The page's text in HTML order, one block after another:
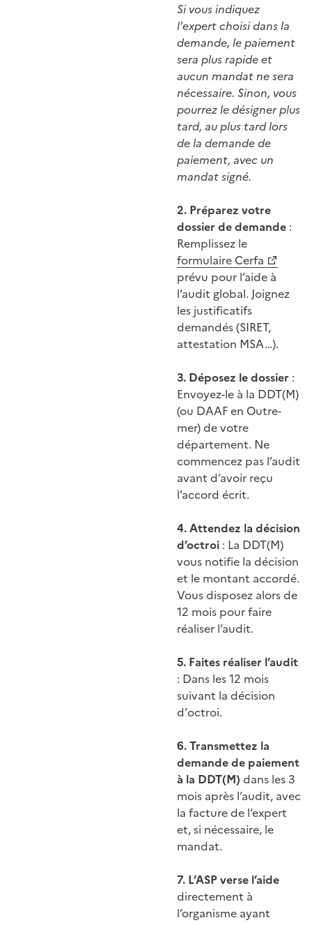
Si vous indiquez
l'expert choisi dans la
demande, le paiement
sera plus rapide et
aucun mandat ne sera
nécessaire. Sinon, vous
pourrez le désigner plus
tard, au plus tard lors
de la demande de
paiement, avec un
mandat signé.
2. Préparez votre
dossier de demande :
Remplissez le
formulaire Cerfa
prévu pour l’aide à
l’audit global. Joignez
les justificatifs
demandés (SIRET,
attestation MSA…).
3. Déposez le dossier :
Envoyez-le à la DDT(M)
(ou DAAF en Outre-
mer) de votre
département. Ne
commencez pas l’audit
avant d’avoir reçu
l’accord écrit.
4. Attendez la décision
d’octroi : La DDT(M)
vous notifie la décision
et le montant accordé.
Vous disposez alors de
12 mois pour faire
réaliser l’audit.
5. Faites réaliser l’audit
: Dans les 12 mois
suivant la décision
d'octroi.
6. Transmettez la
demande de paiement
à la DDT(M) dans les 3
mois après l’audit, avec
la facture de l’expert
et, si nécessaire, le
mandat.
7. L’ASP verse l’aide
directement à
l’organisme ayant